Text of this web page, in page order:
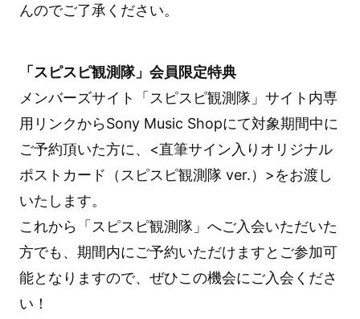
んのでご了承ください。
「スピスピ観測隊」会員限定特典
メンバーズサイト「スピスピ観測隊」サイト内専
用リンクからSony Music Shopにて対象期間中に
ご予約頂いた方に、<直筆サイン入りオリジナル
ポストカード（スピスピ観測隊 ver.）>をお渡し
いたします。
これから「スピスピ観測隊」へご入会いただいた
方でも、期間内にご予約いただけますとご参加可
能となりますので、ぜひこの機会にご入会くださ
い！